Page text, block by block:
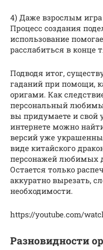
4) Даже взрослым
Процесс создания
использование
расслабиться в конце
Подводя итог,
гаданий при помощи,
оригами. Как
персональный
вы придумаете и свой
интернете можно
версий уже
виде китайского
персонажей любимых
Остается только
аккуратно вырезать,
необходимости.
https://youtube.com/
Разновидности